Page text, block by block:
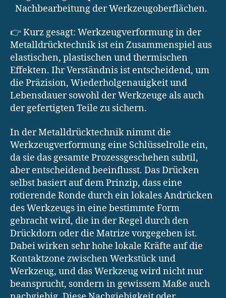
Nachbearbeitung der Werkzeugoberflächen.
👉 Kurz gesagt: Werkzeugverformung in der
Metalldrücktechnik ist ein Zusammenspiel aus
elastischen, plastischen und thermischen
Effekten. Ihr Verständnis ist entscheidend, um
die Präzision, Wiederholgenauigkeit und
Lebensdauer sowohl der Werkzeuge als auch
der gefertigten Teile zu sichern.
In der Metalldrücktechnik nimmt die
Werkzeugverformung eine Schlüsselrolle ein,
da sie das gesamte Prozessgeschehen subtil,
aber entscheidend beeinflusst. Das Drücken
selbst basiert auf dem Prinzip, dass eine
rotierende Ronde durch ein lokales Andrücken
des Werkzeugs in eine bestimmte Form
gebracht wird, die in der Regel durch den
Drückdorn oder die Matrize vorgegeben ist.
Dabei wirken sehr hohe lokale Kräfte auf die
Kontaktzone zwischen Werkstück und
Werkzeug, und das Werkzeug wird nicht nur
beansprucht, sondern in gewissem Maße auch